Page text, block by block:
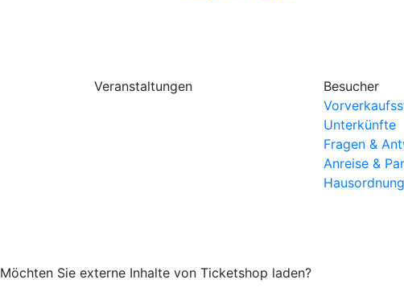
Veranstaltungen
Besucher
Unterkünfte
Fragen &
Anreise &
Hausordnung
Möchten Sie externe Inhalte von Ticketshop laden?